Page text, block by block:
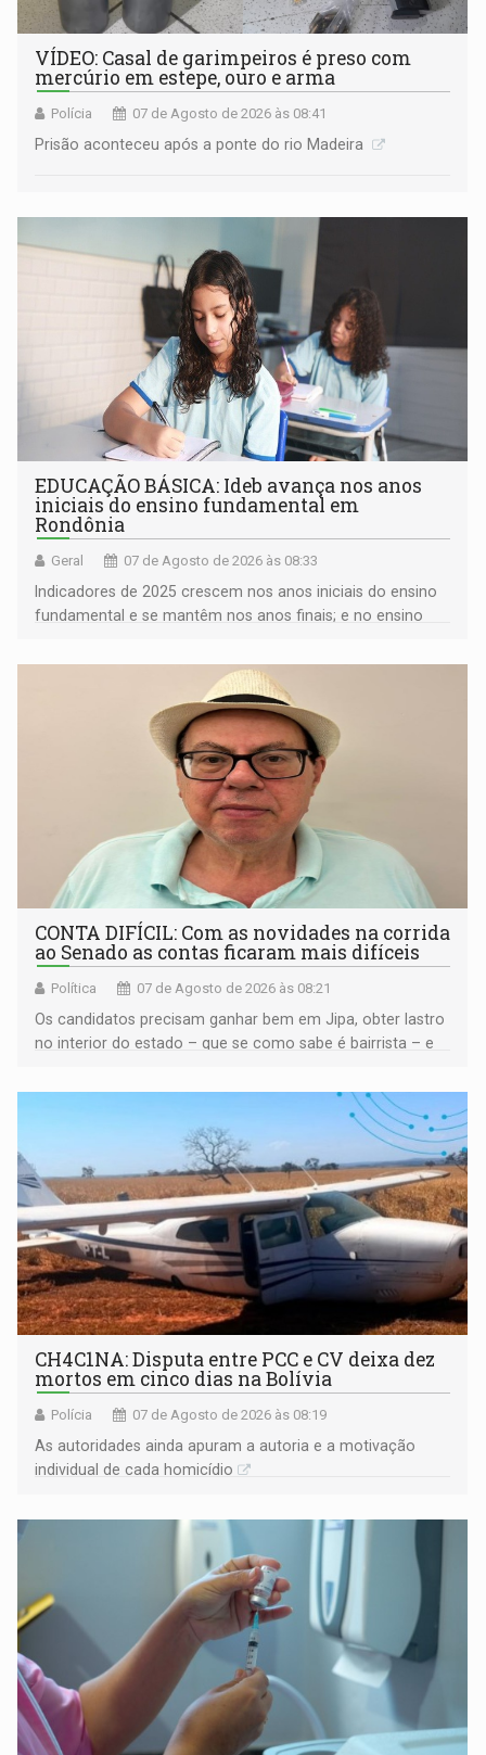
VÍDEO: Casal de garimpeiros é preso com
mercúrio em estepe, ouro e arma
Polícia 07 de Agosto de 2026 às 08:41
Prisão aconteceu após a ponte do rio Madeira
EDUCAÇÃO BÁSICA: Ideb avança nos anos
iniciais do ensino fundamental em
Rondônia
Geral 07 de Agosto de 2026 às 08:33
Indicadores de 2025 crescem nos anos iniciais do ensino
fundamental e se mantêm nos anos finais; e no ensino
CONTA DIFÍCIL: Com as novidades na corrida
ao Senado as contas ficaram mais difíceis
Política 07 de Agosto de 2026 às 08:21
Os candidatos precisam ganhar bem em Jipa, obter lastro
no interior do estado – que se como sabe é bairrista – e
garantir
CH4C1NA: Disputa entre PCC e CV deixa dez
mortos em cinco dias na Bolívia
Polícia 07 de Agosto de 2026 às 08:19
As autoridades ainda apuram a autoria e a motivação
individual de cada homicídio